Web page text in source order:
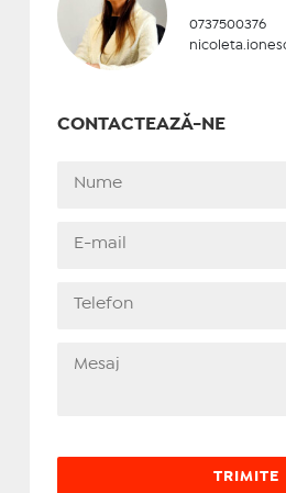
0737500376
CONTACTEAZĂ-NE